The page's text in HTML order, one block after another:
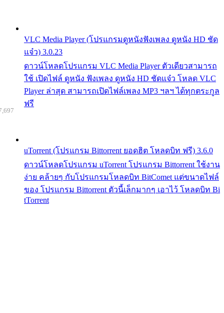
VLC Media Player (โปรแกรมดูหนังฟังเพลง ดูหนัง HD ชัด
แจ๋ว) 3.0.23
ดาวน์โหลดโปรแกรม VLC Media Player ตัวเดียวสามารถ
ใช้ เปิดไฟล์ ดูหนัง ฟังเพลง ดูหนัง HD ชัดแจ๋ว โหลด VLC
Player ล่าสุด สามารถเปิดไฟล์เพลง MP3 ฯลฯ ได้ทุกตระกูล
ฟรี
uTorrent (โปรแกรม Bittorrent ยอดฮิต โหลดบิท ฟรี) 3.6.0
ดาวน์โหลดโปรแกรม uTorrent โปรแกรม Bittorrent ใช้งาน
ง่าย คล้ายๆ กับโปรแกรมโหลดบิท BitComet แต่ขนาดไฟล์
ของ โปรแกรม Bittorrent ตัวนี้เล็กมากๆ เอาไว้ โหลดบิท Bi
tTorrent